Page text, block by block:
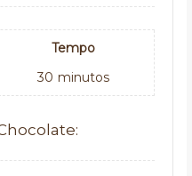
Tempo
30 minutos